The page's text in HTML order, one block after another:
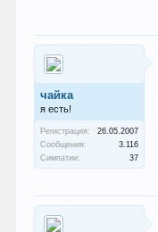
чайка
я есть!
Регистрация:
26.05.2007
Сообщения:
3.116
Симпатии:
37